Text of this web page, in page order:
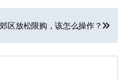
区放松限购，该怎么操作？